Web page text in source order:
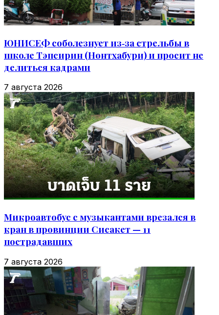
ЮНИСЕФ соболезнует из‑за стрельбы в
школе Тэпсирин (Нонтхабури) и просит не
делиться кадрами
7 августа 2026
Микроавтобус с музыкантами врезался в
кран в провинции Сисакет — 11
пострадавших
7 августа 2026